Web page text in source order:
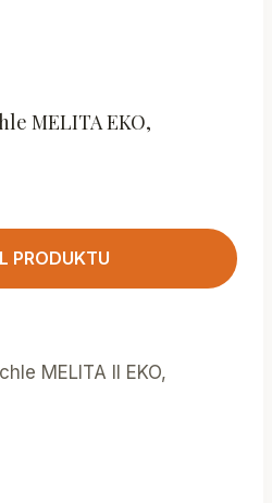
MELITA EKO,
PRODUKTU